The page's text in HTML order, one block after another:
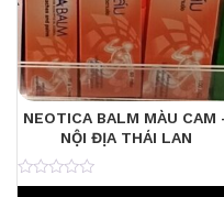
NEOTICA BALM MÀU CAM
NỘI ĐỊA THÁI LAN
0